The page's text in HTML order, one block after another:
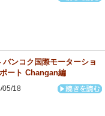
バンコク国際モーターショ
ート Changan編
05/18